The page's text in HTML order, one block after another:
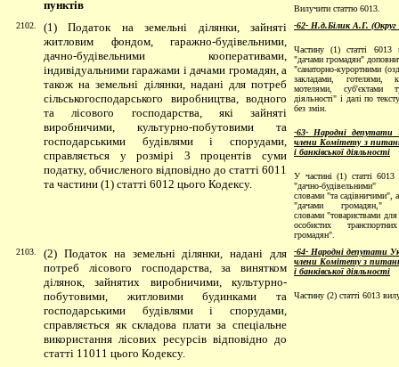
пунктів
Вилучити статтю 6013.
2102.
(1) Податок на земельні ділянки, зайняті
житловим фондом, гаражно-будівельними,
дачно-будівельними кооперативами,
індивідуальними гаражами і дачами громадян, а
також на земельні ділянки, надані для потреб
сільськогосподарського виробництва, водного
та лісового господарства, які зайняті
виробничими, культурно-побутовими та
господарськими
будівлями і спорудами,
справляється у розмірі 3 процентів суми
податку, обчисленого відповідно до статті 6011
та частини (1) статті 6012 цього Кодексу.
-62- Н.д.Білик А.Г.
Частину (1) статті 6013
"дачами громадян"
"санаторно-курортними
закладами, готелями,
мотелями, суб'єктами
діяльності" і далі по
без змін.
-63- Народні депутати
члени Комітету з
і банківської діяльності
У частині (1) статті 6013
"дачно-будівельними"
словами "та садівничими", а
"дачами громадян,"
словами "товариствами для
особистих
громадян".
2103.
(2) Податок на земельні ділянки, надані для
потреб лісового господарства, за винятком
ділянок, зайнятих виробничими, культурно-
побутовими, житловими будинками та
господарськими будівлями і спорудами,
справляється як складова плати за спеціальне
використання лісових ресурсів відповідно до
статті 11011 цього Кодексу.
-64- Народні депутати
члени Комітету з
і банківської діяльності
Частину (2) статті 6013